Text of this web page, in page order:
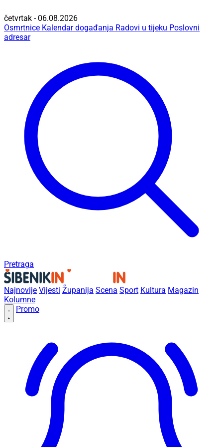
četvrtak - 06.08.2026
Osmrtnice Kalendar događanja Radovi u tijeku Poslovni
adresar
Pretraga
Najnovije Vijesti Županija Scena Sport Kultura Magazin
Kolumne
Promo